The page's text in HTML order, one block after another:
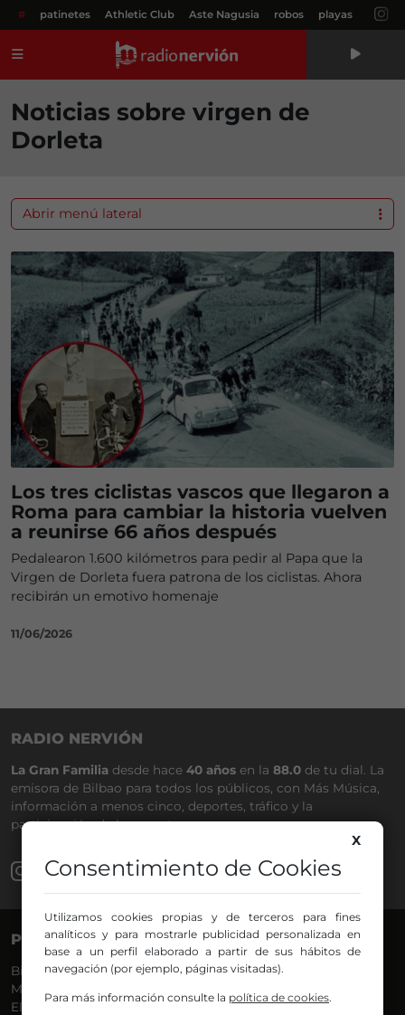
# patinetes Athletic Club Aste Nagusia robos playas
Noticias sobre virgen de
Dorleta
Los tres ciclistas vascos que llegaron a
Roma para cambiar la historia vuelven
a reunirse 66 años después
Pedalearon 1.600 kilómetros para pedir al Papa que la
Virgen de Dorleta fuera patrona de los ciclistas. Ahora
recibirán un emotivo homenaje
11/06/2026
Abrir menú lateral
RADIO NERVIÓN
La Gran Familia desde hace 40 años en la 88.0 de tu dial. La
emisora de Bilbao para todos los públicos, con Más Música,
información a menos cinco, deportes, tráfico y la
participación de los oyentes.
PROGRAMAS
Bilbosport
Más Música
El Madrugador
VOCES
Agurtzane
Dani
X
Consentimiento de Cookies
Utilizamos cookies propias y de terceros para fines
analíticos y para mostrarle publicidad personalizada en
base a un perfil elaborado a partir de sus hábitos de
navegación (por ejemplo, páginas visitadas).
Para más información consulte la política de cookies.